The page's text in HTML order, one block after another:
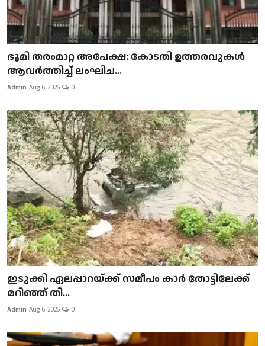
ഭൂമി തരംമാറ്റ അപേക്ഷ: കോടതി ഉത്തരവുകൾ
ആവർത്തിച്ച് ലംഘിച...
Admin Aug 6, 2026 0
ഇടുക്കി ഏലപ്പാറയ്ക്ക് സമീപം കാർ തോട്ടിലേക്ക്
മറിഞ്ഞ് തി...
Admin Aug 6, 2026 0